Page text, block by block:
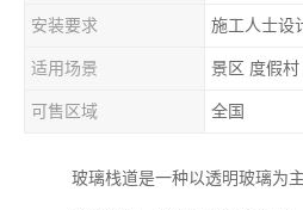
安装要求 施工人士设
适用场景 景区 度假
可售区域 全国
玻璃栈道是一种以透明玻璃为